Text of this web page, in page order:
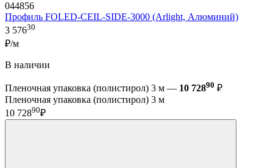
044856
Профиль FOLED-CEIL-SIDE-3000 (Arlight, Алюминий)
3 57630
₽/м
В наличии
Пленочная упаковка (полистирол) 3 м — 10 72890 ₽
Пленочная упаковка (полистирол) 3 м
10 72890₽